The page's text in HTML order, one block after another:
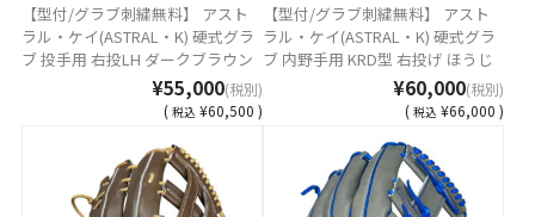
【型付/グラブ刺繍無料】 アスト
ラル・ケイ(ASTRAL・K) 硬式グラ
ブ 投手用 右投LH ダークブラウン
レギュラー MADE IN TSURUGA
JAPAN AST-1K-DBRT [ 型付け無料
硬式グラブ刺繍2ヶ所無料(単色の
み)※縁取り・影付きの場合、1ヶ
所+3300円(税込)]
¥55,000(税別)
( 税込 ¥60,500 )
【型付/グラブ刺繍無料】 アスト
ラル・ケイ(ASTRAL・K) 硬式グラ
ブ 内野手用 KRD型 右投げ ほうじ
茶ブラウン MADE IN TSURUGA
JAPAN AST-260K-26HBR [ 型付け
無料 硬式グラブ刺繍2ヶ所無料(単
色のみ)※縁取り・影付きの場合、
1ヶ所+3300円(税込)]
¥60,000(税別)
( 税込 ¥66,000 )